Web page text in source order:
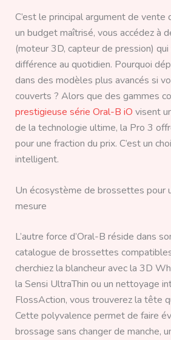
C’est le principal argument de
un budget maîtrisé, vous accédez à
(moteur 3D, capteur de pression)
différence au quotidien. Pourquoi
dans des modèles plus avancés si
couverts ? Alors que des gammes
prestigieuse série Oral-B iO visent
de la technologie ultime, la Pro 3
pour une fraction du prix. C’est un
intelligent.
Un écosystème de brossettes pour
mesure
L’autre force d’Oral-B réside dans
catalogue de brossettes
cherchiez la blancheur avec la 3D
la Sensi UltraThin ou un nettoyage
FlossAction, vous trouverez la tête
Cette polyvalence permet de faire
brossage sans changer de manche,